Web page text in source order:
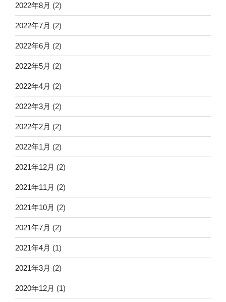
2022年8月 (2)
2022年7月 (2)
2022年6月 (2)
2022年5月 (2)
2022年4月 (2)
2022年3月 (2)
2022年2月 (2)
2022年1月 (2)
2021年12月 (2)
2021年11月 (2)
2021年10月 (2)
2021年7月 (2)
2021年4月 (1)
2021年3月 (2)
2020年12月 (1)